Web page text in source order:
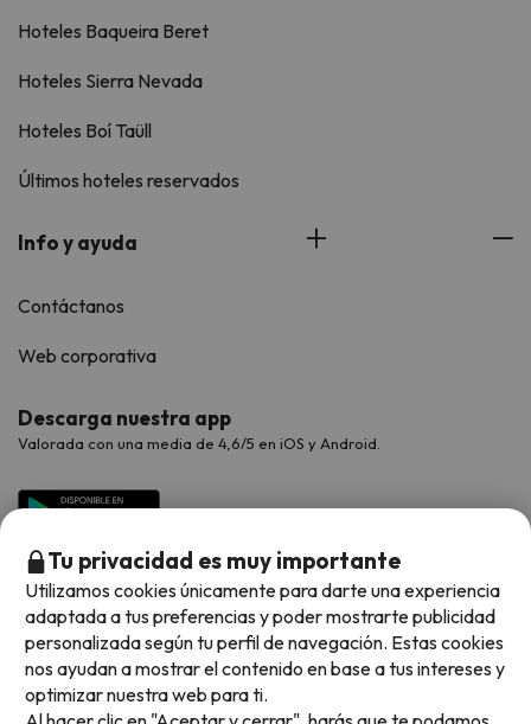
Hoteles Baqueira Beret
Hoteles Sierra Nevada
Hoteles Boí Taüll
Últimos hoteles reservados
Info y ayuda
Contáctanos
Web corporativa
Descarga nuestra app
Valorada con una media de 4,6/5 en iOS y Android.
Métodos de pago disponibles
Tu privacidad es muy importante
Utilizamos cookies únicamente para darte una experiencia
adaptada a tus preferencias y poder mostrarte publicidad
personalizada según tu perfil de navegación. Estas cookies
nos ayudan a mostrar el contenido en base a tus intereses y
optimizar nuestra web para ti.